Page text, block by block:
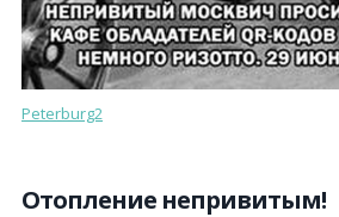
Peterburg2
Отопление непривитым!